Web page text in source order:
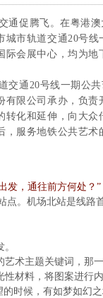
通促腾飞。在粤港
市轨道交通20号线
际会展中心，均为地
通20号线一期公共
有限公司承办，负责
转化和延伸，向大众
，服务地铁公共艺术
发，通往前方何处？”
点。机场北站是线路
术主题关键词，那
材料，将图案进行
时候，有如梦如幻之